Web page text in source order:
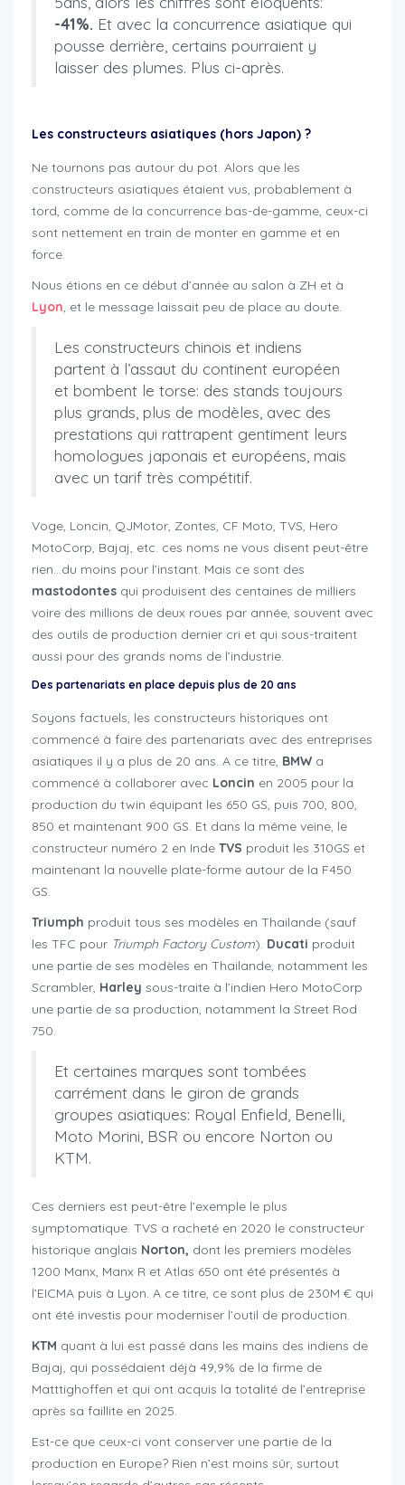
-41%. Et avec la concurrence asiatique qui
pousse derrière, certains pourraient y
laisser des plumes. Plus ci-après.
Les constructeurs asiatiques (hors Japon) ?
Ne tournons pas autour du pot. Alors que les
constructeurs asiatiques étaient vus, probablement à
tord, comme de la concurrence bas-de-gamme, ceux-ci
sont nettement en train de monter en gamme et en
force.
Nous étions en ce début d’année au salon à ZH et à
Lyon, et le message laissait peu de place au doute.
Les constructeurs chinois et indiens
partent à l’assaut du continent européen
et bombent le torse: des stands toujours
plus grands, plus de modèles, avec des
prestations qui rattrapent gentiment leurs
homologues japonais et européens, mais
avec un tarif très compétitif.
Voge, Loncin, QJMotor, Zontes, CF Moto, TVS, Hero
MotoCorp, Bajaj, etc. ces noms ne vous disent peut-être
rien…du moins pour l’instant. Mais ce sont des
mastodontes qui produisent des centaines de milliers
voire des millions de deux roues par année, souvent avec
des outils de production dernier cri et qui sous-traitent
aussi pour des grands noms de l’industrie.
Des partenariats en place depuis plus de 20 ans
Soyons factuels, les constructeurs historiques ont
commencé à faire des partenariats avec des entreprises
asiatiques il y a plus de 20 ans. A ce titre, BMW a
commencé à collaborer avec Loncin en 2005 pour la
production du twin équipant les 650 GS, puis 700, 800,
850 et maintenant 900 GS. Et dans la même veine, le
constructeur numéro 2 en Inde TVS produit les 310GS et
maintenant la nouvelle plate-forme autour de la F450
GS.
Triumph produit tous ses modèles en Thailande (sauf
les TFC pour Triumph Factory Custom). Ducati produit
une partie de ses modèles en Thailande, notamment les
Scrambler, Harley sous-traite à l’indien Hero MotoCorp
une partie de sa production, notamment la Street Rod
750.
Et certaines marques sont tombées
carrément dans le giron de grands
groupes asiatiques: Royal Enfield, Benelli,
Moto Morini, BSR ou encore Norton ou
KTM.
Ces derniers est peut-être l’exemple le plus
symptomatique. TVS a racheté en 2020 le constructeur
historique anglais Norton, dont les premiers modèles
1200 Manx, Manx R et Atlas 650 ont été présentés à
l’EICMA puis à Lyon. A ce titre, ce sont plus de 230M € qui
ont été investis pour moderniser l’outil de production.
KTM quant à lui est passé dans les mains des indiens de
Bajaj, qui possédaient déjà 49,9% de la firme de
Matttighoffen et qui ont acquis la totalité de l’entreprise
après sa faillite en 2025.
Est-ce que ceux-ci vont conserver une partie de la
production en Europe? Rien n’est moins sûr, surtout